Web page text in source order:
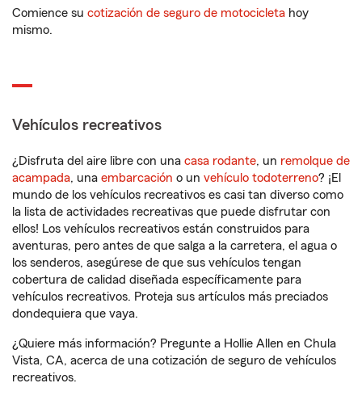
Comience su cotización de seguro de motocicleta hoy
mismo.
Vehículos recreativos
¿Disfruta del aire libre con una casa rodante, un remolque de
acampada, una embarcación o un vehículo todoterreno? ¡El
mundo de los vehículos recreativos es casi tan diverso como
la lista de actividades recreativas que puede disfrutar con
ellos! Los vehículos recreativos están construidos para
aventuras, pero antes de que salga a la carretera, el agua o
los senderos, asegúrese de que sus vehículos tengan
cobertura de calidad diseñada específicamente para
vehículos recreativos. Proteja sus artículos más preciados
dondequiera que vaya.
¿Quiere más información? Pregunte a Hollie Allen en Chula
Vista, CA, acerca de una cotización de seguro de vehículos
recreativos.